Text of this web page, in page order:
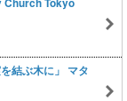
Church Tokyo
結ぶ木に」 マタ